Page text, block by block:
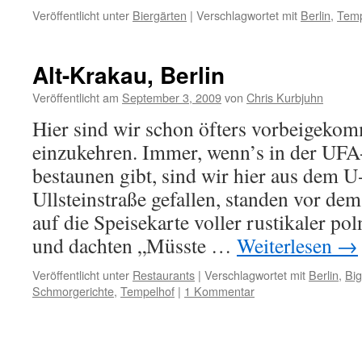
Veröffentlicht unter Biergärten | Verschlagwortet mit Berlin,
Alt-Krakau, Berlin
Veröffentlicht am September 3, 2009von Chris Kurbjuhn
Hier sind wir schon öfters
einzukehren. Immer, wenn’s in der
bestaunen gibt, sind wir hier aus dem
Ullsteinstraße gefallen, standen vor
auf die Speisekarte voller rustikaler
und dachten „Müsste … Weiterlesen →
Veröffentlicht unter Restaurants | Verschlagwortet mit Berlin,
Schmorgerichte, Tempelhof | 1 Kommentar